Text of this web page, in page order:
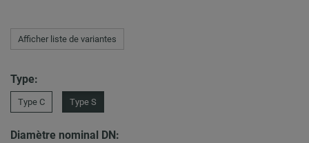
Afficher liste de variantes
Type:
Type C Type S
Diamètre nominal DN: